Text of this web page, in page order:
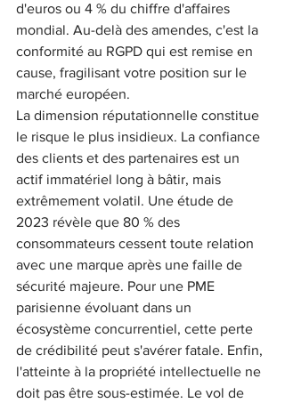
d'euros ou 4 % du chiffre d'affaires
mondial. Au-delà des amendes, c'est la
conformité au RGPD qui est remise en
cause, fragilisant votre position sur le
marché européen.
La dimension réputationnelle constitue
le risque le plus insidieux. La confiance
des clients et des partenaires est un
actif immatériel long à bâtir, mais
extrêmement volatil. Une étude de
2023 révèle que 80 % des
consommateurs cessent toute relation
avec une marque après une faille de
sécurité majeure. Pour une PME
parisienne évoluant dans un
écosystème concurrentiel, cette perte
de crédibilité peut s'avérer fatale. Enfin,
l'atteinte à la propriété intellectuelle ne
doit pas être sous-estimée. Le vol de